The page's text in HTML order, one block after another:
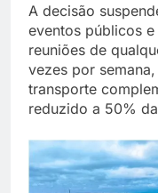
A decisão
eventos públicos
reuniões de
vezes por
transporte
reduzido a 50%